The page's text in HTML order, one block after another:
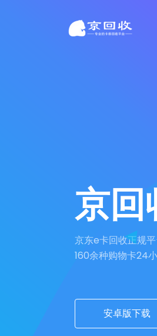
京回
京东e卡回收正规
160余种购物卡24
安卓版下载